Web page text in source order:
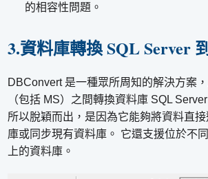
的相容性問題。
3.資料庫轉換 SQL Server
DBConvert 是一種眾所周知的解決方案
（包括 MS）之間轉換資料庫 SQL
所以脫穎而出，是因為它能夠將資料直
庫或同步現有資料庫。 它還支援位於不
上的資料庫。